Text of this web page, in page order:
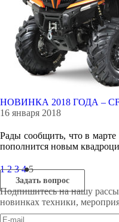
НОВИНКА 2018 ГОДА –
16 января 2018
Рады сообщить, что в
пополнится новым
1 2 3 4 5
Задать вопрос
Подпишитесь на нашу
новинках техники,